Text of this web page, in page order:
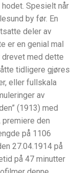
Spesielt når
by før. En
deler av
er en genial mal
drevet med dette
tidligere gjøres
eller fullskala
av
(1913) med
premiere den
på 1106
27.04.1914 på
på 47 minutter